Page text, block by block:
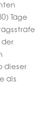
Tage
der
dieser
als